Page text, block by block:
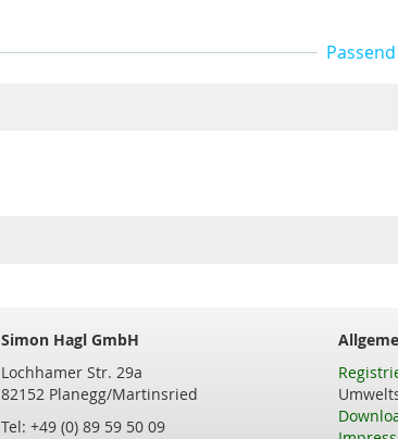
Simon Hagl GmbH
Lochhamer Str. 29a
82152 Planegg/Martinsried
Tel: +49 (0) 89 59 50 09